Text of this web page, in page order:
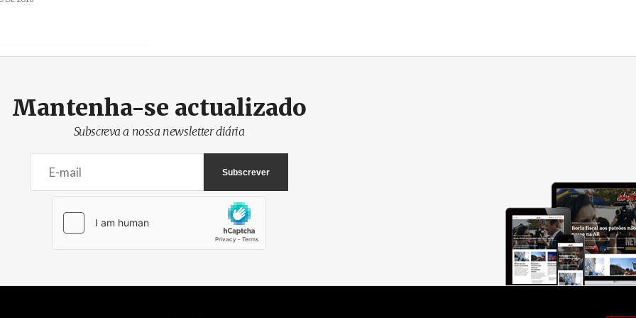
Mantenha-se actualizado
Subscreva a nossa newsletter diária